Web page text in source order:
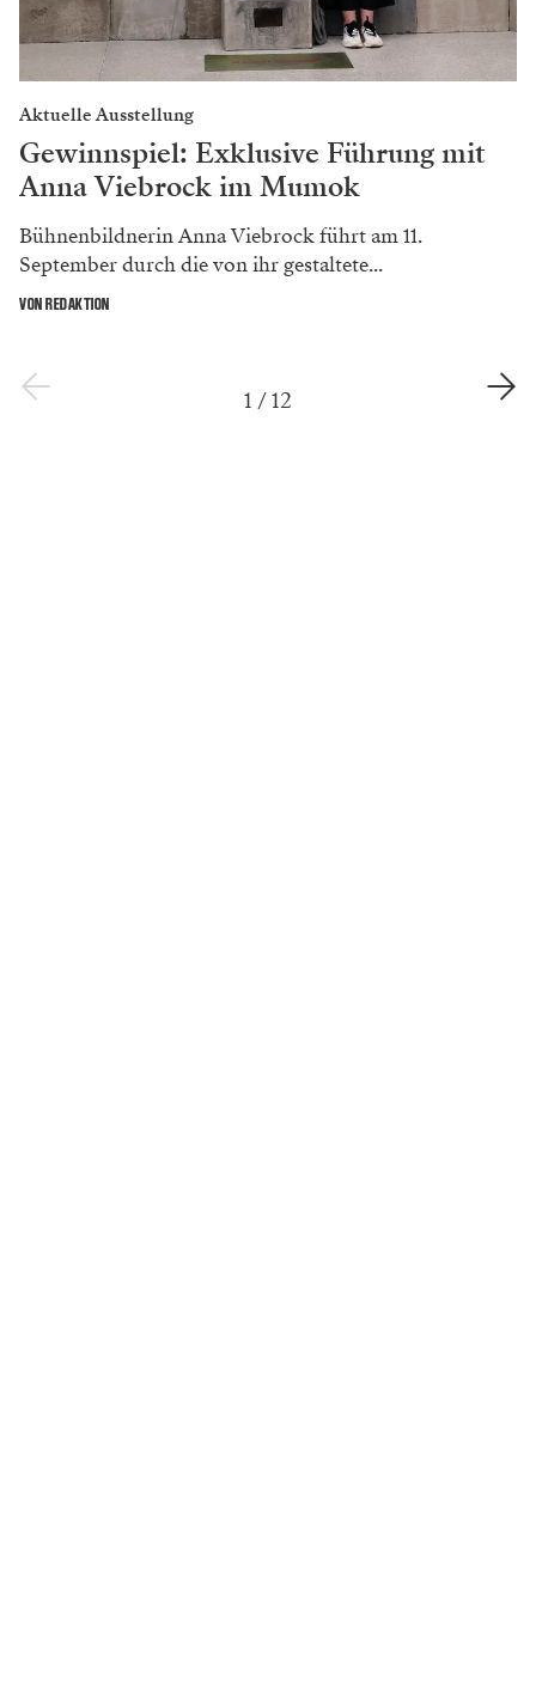
Aktuelle Ausstellung
Gewinnspiel: Exklusive Führung mit
Anna Viebrock im Mumok
Bühnenbildnerin Anna Viebrock führt am 11.
September durch die von ihr gestaltete...
VON REDAKTION
1 /12